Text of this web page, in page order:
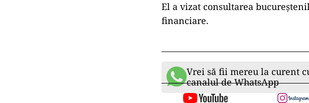
El a vizat consultarea
financiare.
Vrei să fii mereu la curent
canalul de WhatsApp